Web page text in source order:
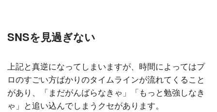
SNSを見過ぎない
上記と真逆になってしまいますが、時間によってはプ
ロのすごい方ばかりのタイムラインが流れてくること
があり、「まだがんばらなきゃ」「もっと勉強しなき
ゃ」と追い込んでしまうクセがあります。